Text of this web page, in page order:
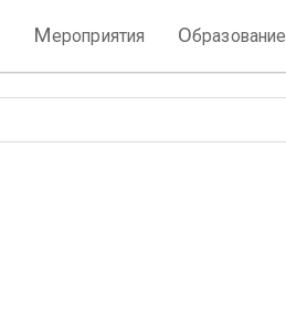
Мероприятия Образование